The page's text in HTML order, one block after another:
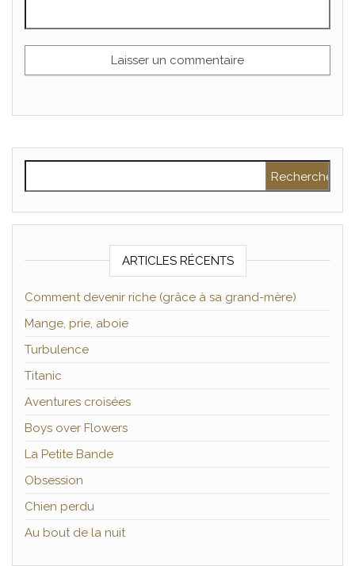
ARTICLES RÉCENTS
Comment devenir riche (grâce à sa grand-mère)
Mange, prie, aboie
Turbulence
Titanic
Aventures croisées
Boys over Flowers
La Petite Bande
Obsession
Chien perdu
Au bout de la nuit